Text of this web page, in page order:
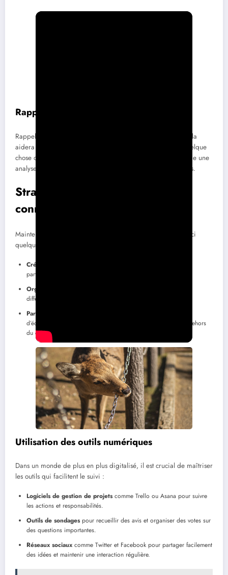
Rappels et valorisation
Rappelez brièvement le sujet abordé lors de la rencontre, cela
aidera à remettre les choses en perspective. Offrez aussi quelque
chose de valeur, comme des articles, des ressources ou même une
analyse qui pourrait être utile dans le cadre de vos échanges.
Stratégies pour maintenir la
connexion
Maintenir le contact ne doit pas être limité à des emails. Voici
quelques stratégies pour garder la connexion vivante :
Créez un groupe de discussion
partager des articles et débattre d’idées.
Organisez des réunions régulières
différents sujets abordés et sur les actions à mettre en place.
Participer à des événements
d’échanges ou des manifestations, pour renforcer les liens en dehors
du cadre formel.
Utilisation des outils numériques
Dans un monde de plus en plus digitalisé, il est crucial de maîtriser
les outils qui facilitent le suivi :
Logiciels de gestion de projetscomme Trello ou Asana pour suivre
les actions et responsabilités.
Outils de sondagespour recueillir des avis et organiser des votes sur
des questions importantes.
Réseaux sociaux comme Twitter et Facebook pour partager facilement
des idées et maintenir une interaction régulière.